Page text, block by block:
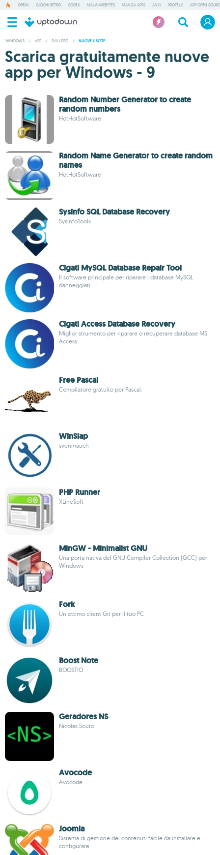
OPERA GIOCHI RETRÒ CODEX MALWAREBYTES MANGA APPS ANKI PROTEUS APP OPEN
WINDOWS / APP / SVILUPPO / NUOVE USCITE
Scarica gratuitamente nuove
app per Windows - 9
Random Number Generator to create
random numbers
HotHotSoftware
Random Name Generator to create random
names
HotHotSoftware
Sysinfo SQL Database Recovery
SysinfoTools
Cigati MySQL Database Repair Tool
Il software principale per riparare i database MySQL
danneggiati
Cigati Access Database Recovery
Miglior strumento per riparare o recuperare database MS
Access
Free Pascal
Compilatore gratuito per Pascal.
WinSlap
svenmauch
PHP Runner
XLineSoft
MinGW - Minimalist GNU
Una porta nativa del GNU Compiler Collection (GCC) per
Windows
Fork
Un ottimo client Git per il tuo PC
Boost Note
BOOSTIO
Geradores NS
Nicolas Souto
Avocode
Avocode
Joomla
Sistema di gestione dei contenuti facile da installare e
configurare